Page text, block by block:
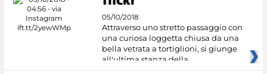
05/10/2018
Attraverso uno stretto passaggio con
una curiosa loggetta chiusa da una
bella vetrata a tortiglioni, si giunge
all'ultima stanza della